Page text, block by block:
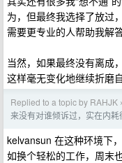
为，但最终我选择了放过
需要更专业的人帮助我解
当然，如果最终没有离成
这样毫无变化地继续折磨自
Replied to a topic by RAHJK ›
来没有对谁倾诉过，实在内耗
kelvansun 在这种环境下
如换个轻松的工作，周末